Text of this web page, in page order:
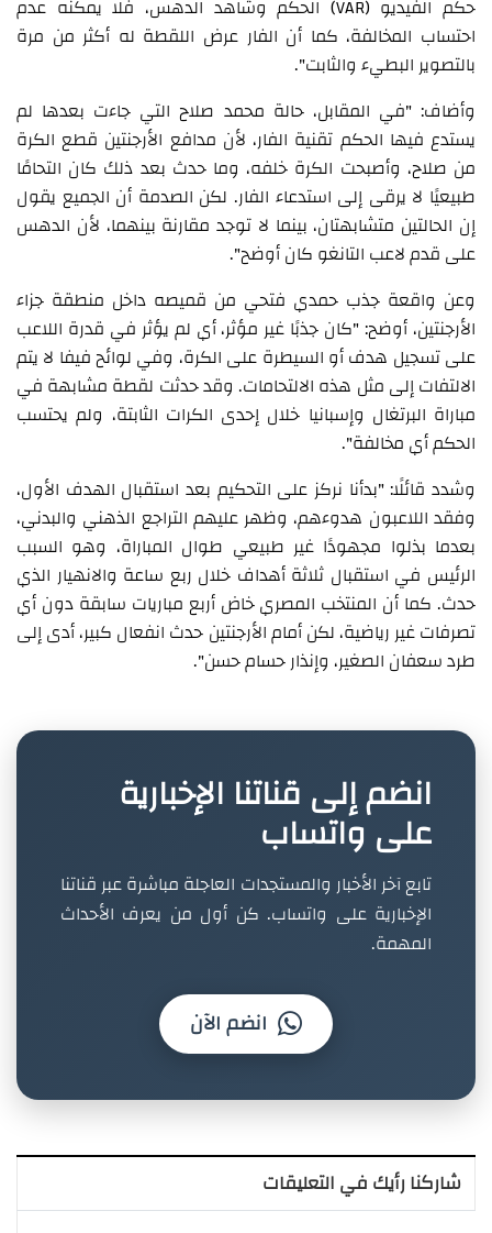
حكم الفيديو (VAR) الحكم وشاهد الدهس، فلا يمكنه عدم
احتساب المخالفة، كما أن الفار عرض اللقطة له أكثر من مرة
بالتصوير البطيء والثابت".
وأضاف: "في المقابل، حالة محمد صلاح التي جاءت بعدها لم
يستدع فيها الحكم تقنية الفار، لأن مدافع الأرجنتين قطع الكرة
من صلاح، وأصبحت الكرة خلفه، وما حدث بعد ذلك كان التحامًا
طبيعيًا لا يرقى إلى استدعاء الفار. لكن الصدمة أن الجميع يقول
إن الحالتين متشابهتان، بينما لا توجد مقارنة بينهما، لأن الدهس
على قدم لاعب التانغو كان أوضح".
وعن واقعة جذب حمدي فتحي من قميصه داخل منطقة جزاء
الأرجنتين، أوضح: "كان جذبًا غير مؤثر، أي لم يؤثر في قدرة اللاعب
على تسجيل هدف أو السيطرة على الكرة، وفي لوائح فيفا لا يتم
الالتفات إلى مثل هذه الالتحامات. وقد حدثت لقطة مشابهة في
مباراة البرتغال وإسبانيا خلال إحدى الكرات الثابتة، ولم يحتسب
الحكم أي مخالفة".
وشدد قائلًا: "بدأنا نركز على التحكيم بعد استقبال الهدف الأول،
وفقد اللاعبون هدوءهم، وظهر عليهم التراجع الذهني والبدني،
بعدما بذلوا مجهودًا غير طبيعي طوال المباراة، وهو السبب
الرئيس في استقبال ثلاثة أهداف خلال ربع ساعة والانهيار الذي
حدث. كما أن المنتخب المصري خاض أربع مباريات سابقة دون أي
تصرفات غير رياضية، لكن أمام الأرجنتين حدث انفعال كبير، أدى إلى
طرد سعفان الصغير، وإنذار حسام حسن".
انضم إلى قناتنا الإخبارية
على واتساب
تابع آخر الأخبار والمستجدات العاجلة مباشرة عبر قناتنا
الإخبارية على واتساب. كن أول من يعرف الأحداث
المهمة.
انضم الآن
شاركنا رأيك في التعليقات